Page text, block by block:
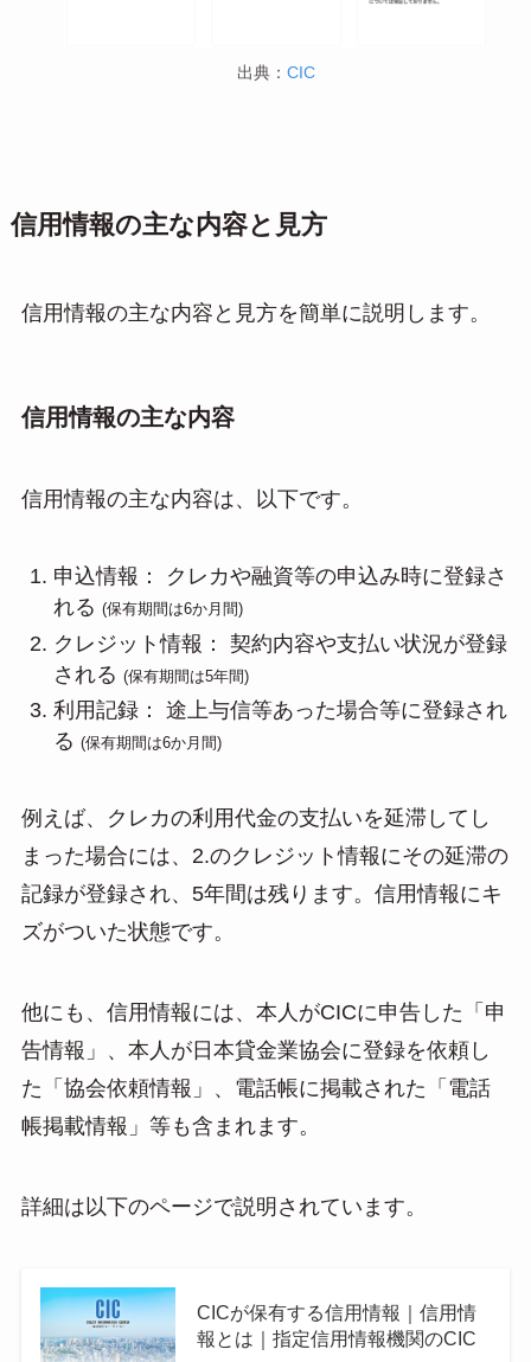
出典： CIC
信用情報の主な内容と見方
信用情報の主な内容と見方を簡単に説明します。
信用情報の主な内容
信用情報の主な内容は、以下です。
申込情報： クレカや融資等の申込み時に登録さ
れる (保有期間は6か月間)
クレジット情報： 契約内容や支払い状況が登録
される (保有期間は5年間)
利用記録： 途上与信等あった場合等に登録され
る (保有期間は6か月間)
例えば、クレカの利用代金の支払いを延滞してし
まった場合には、2.のクレジット情報にその延滞の
記録が登録され、5年間は残ります。信用情報にキ
ズがついた状態です。
他にも、信用情報には、本人がCICに申告した「申
告情報」、本人が日本貸金業協会に登録を依頼し
た「協会依頼情報」、電話帳に掲載された「電話
帳掲載情報」等も含まれます。
詳細は以下のページで説明されています。
CICが保有する信用情報｜信用情
報とは｜指定信用情報機関のCIC